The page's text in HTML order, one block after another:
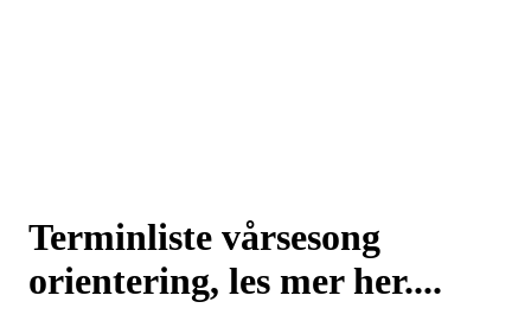
Terminliste vårsesong
orientering, les mer her....